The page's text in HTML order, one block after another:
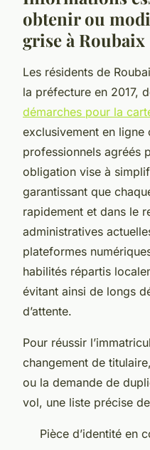
obtenir ou
grise à Roubaix
Les résidents de
la préfecture en 2017,
démarches pour la
exclusivement en ligne
professionnels agréés
obligation vise à
garantissant que
rapidement et dans le
administratives
plateformes
habilités répartis
évitant ainsi de longs
d’attente.
Pour réussir
changement de
ou la demande de
vol, une liste précise
Pièce d’identité en